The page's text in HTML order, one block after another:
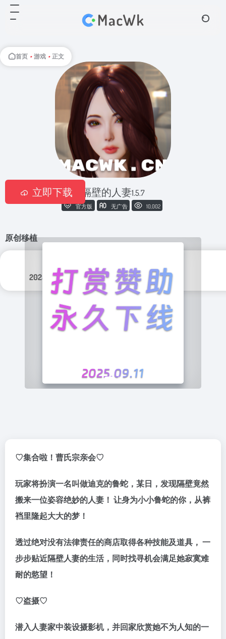
首页 • 游戏 • 正文
隔壁的人妻1.5.7
官方版 无广告 10,002
原创移植
2025年 10月 7日
游戏
原创移植
立即下载
♡集合啦！曹氏宗亲会♡
玩家将扮演一名叫做迪克的鲁蛇，某日，发现隔壁竟然
搬来一位姿容绝妙的人妻！ 让身为小小鲁蛇的你，从裤
裆里隆起大大的梦！
透过绝对没有法律责任的商店取得各种技能及道具， 一
步步贴近隔壁人妻的生活，同时找寻机会满足她寂寞难
耐的慾望！
♡盗摄♡
潜入人妻家中装设摄影机，并回家欣赏她不为人知的一